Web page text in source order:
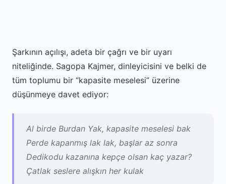
Şarkının açılışı, adeta bir çağrı ve bir uyarı
niteliğinde. Sagopa Kajmer, dinleyicisini ve belki de
tüm toplumu bir “kapasite meselesi” üzerine
düşünmeye davet ediyor:
Al birde Burdan Yak, kapasite meselesi bak
Perde kapanmış lak lak, başlar az sonra
Dedikodu kazanına kepçe olsan kaç yazar?
Çatlak seslere alışkın her kulak